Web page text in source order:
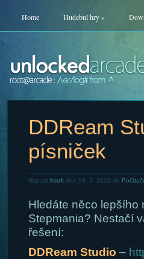
Home Hudební hry»
DDReam
písniček
Napsal Xsoftdne 16. 2. 2010 do
Hledáte něco lepšího
Stepmania? Nestačí
řešení:
DDReam Studio –